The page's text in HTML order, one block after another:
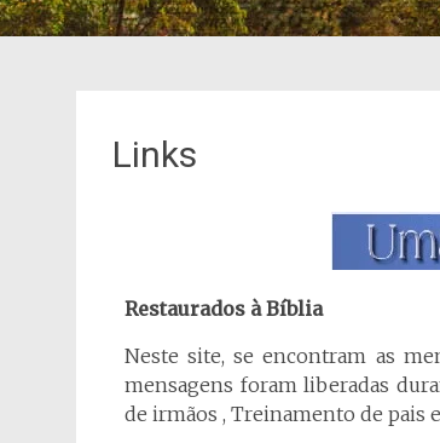
Links
Restaurados à Bíblia
Neste site, se encontram as
mensagens foram liberadas
de irmãos , Treinamento de pais